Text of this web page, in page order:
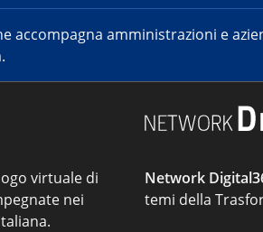
accompagna amministrazioni e
virtuale di
nei
Network
temi della